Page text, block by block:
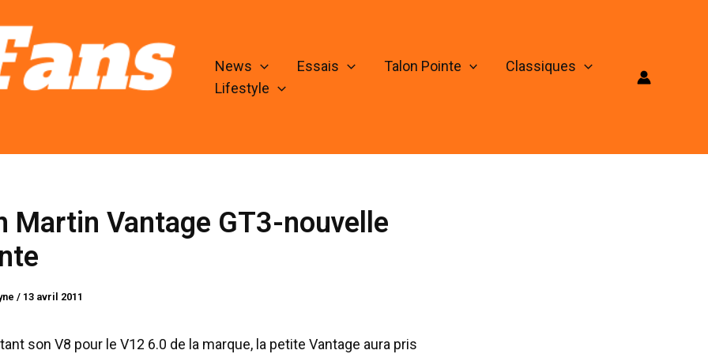
News Essais Talon Pointe
Classiques
Lifestyle
Martin Vantage GT3-nouvelle
/ 13 avril 2011
son V8 pour le V12 6.0 de la marque, la petite Vantage aura pris